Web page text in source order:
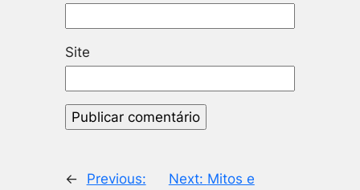
Site
←
Previous:
Next: Mitos e